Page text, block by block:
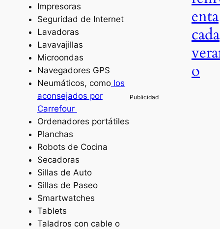
Impresoras
Seguridad de Internet
Lavadoras
Lavavajillas
Microondas
Navegadores GPS
Neumáticos, comolos
aconsejados por
Carrefour
Ordenadores portátiles
Planchas
Robots de Cocina
Secadoras
Sillas de Auto
Sillas de Paseo
Smartwatches
Tablets
Taladros con cable o
enta
cada
o